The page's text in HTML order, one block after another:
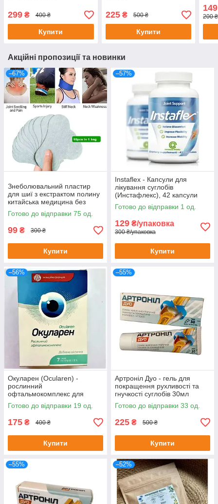
299 ₴ 400 ₴
Купити
225₴ 500 ₴
Купити
149
200
Акційні пропозиції та новинки
–67%
Знеболювальний пластир
для шиї з екстрактом полину
китайська медицина без
картонного паковання
Готово до відправки 75 од.
99 ₴ 300 ₴
Купити
–57%
Instaflex - Капсули для
лікування суглобів
(Инстафлекс), 42 капсули
Готово до відправки 1 од.
129 ₴/упаковка
300 ₴/упаковка
Купити
–56%
Окуларен (Ocularen) -
рослинний
офтальмокомплекс для
покращення зору, 7 саше
Готово до відправки 19 од.
175 ₴ 400 ₴
Купити
–55%
Артроніл Дуо - гель для
покращення рухливості та
гнучкості суглобів 30мл
Готово до відправки 33 од.
225 ₴ 500 ₴
Купити
–55% –52%